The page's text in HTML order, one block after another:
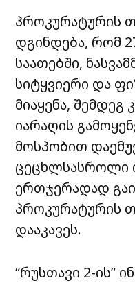
პროკურატურის
დგინდება, რომ
საათებში,
სიტყვიერი და
მიაყენა,
იარაღის
მოსპობით
ცეცხლსასროლი
ერთჯერადად
პროკურატურის
დააკავეს.
“რუსთავი 2-ის”